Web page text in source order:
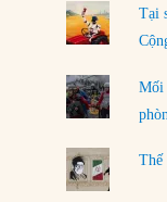
Đặt cược
hiểm quốc
02/08/2026
Làm thế
01/08/2026
Chiến lược
Tại
Mối
Thế